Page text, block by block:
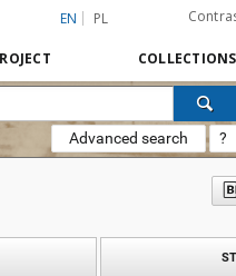
EN PL
COLLECTIONS
Advanced search ?